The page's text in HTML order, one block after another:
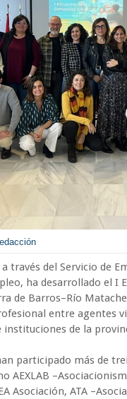
través del Servicio de
ha desarrollado el I
de Barros–Río
entre agentes
instituciones de la
participado más de
AEXLAB
Asociación, ATA